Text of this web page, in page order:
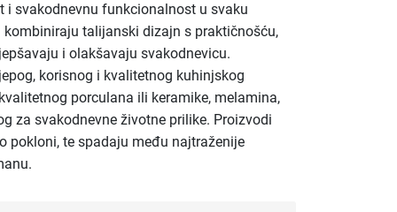
i svakodnevnu funkcionalnost u svaku
talijanski dizajn s praktičnošću,
i olakšavaju svakodnevicu.
korisnog i kvalitetnog kuhinjskog
porculana ili keramike, melamina,
za svakodnevne životne prilike. Proizvodi
pokloni, te spadaju među najtraženije